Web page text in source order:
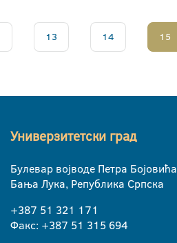
13 14 15
Универзитетски град
Булевар војводе Петра Бојовића
Бања Лука, Република Српска
+387 51 321 171
Факс: +387 51 315 694